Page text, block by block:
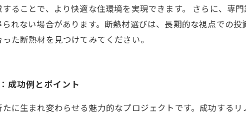
ることで、より快適な住環境を実現できます。 さらに、専
れない場合があります。断熱材選びは、長期的な視点での
た断熱材を見つけてみてください。
成功例とポイント
に生まれ変わらせる魅力的なプロジェクトです。成功する